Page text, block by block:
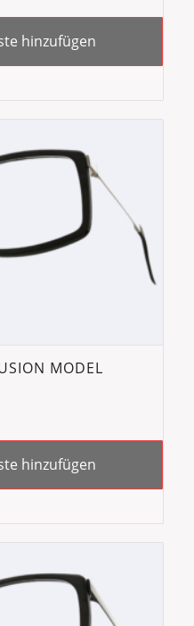
hinzufügen
MODEL
hinzufügen